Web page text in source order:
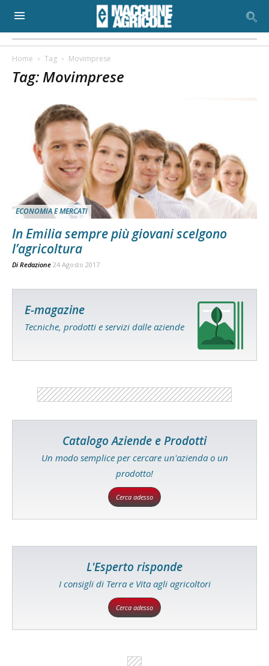
Home Tag Movimprese
Tag: Movimprese
ECONOMIA E MERCATI
In Emilia sempre più giovani scelgono
l’agricoltura
Di Redazione 24 Agosto 2017
E-magazine
Tecniche, prodotti e servizi dalle aziende
Catalogo Aziende e Prodotti
Un modo semplice per cercare un'azienda o un
prodotto!
Cerca adesso
L'Esperto risponde
I consigli di Terra e Vita agli agricoltori
Cerca adesso